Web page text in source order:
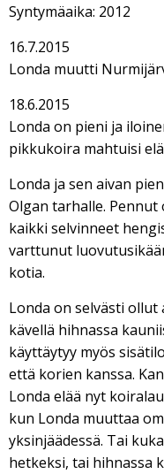
Syntymäaika: 2012
16.7.2015
Londa muutti
18.6.2015
Londa on pieni ja
pikkukoira mahtuisi
Londa ja sen aivan
Olgan tarhalle.
kaikki selvinneet
varttunut
kotia.
Londa on selvästi ollut
kävellä hihnassa
käyttäytyy myös
että korien kanssa.
Londa elää nyt
kun Londa muuttaa
yksinjäädessä. Tai
hetkeksi, tai hihnassa